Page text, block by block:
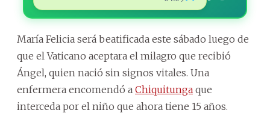
María Felicia será beatificada este sábado luego de
que el Vaticano aceptara el milagro que recibió
Ángel, quien nació sin signos vitales. Una
enfermera encomendó a Chiquitunga que
interceda por el niño que ahora tiene 15 años.